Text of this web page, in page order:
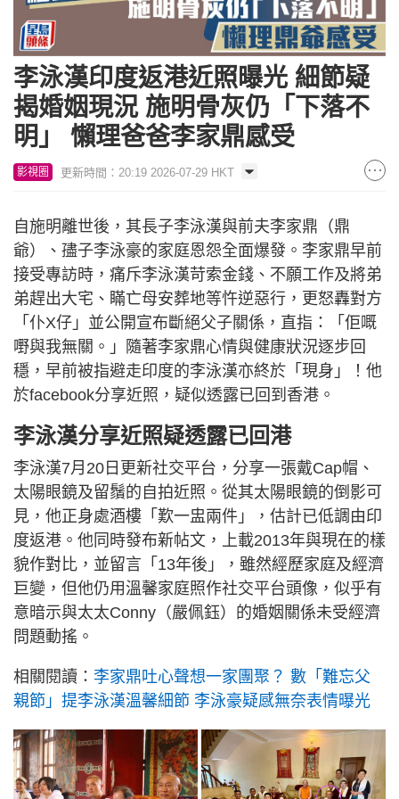
李泳漢印度返港近照曝光 細節疑
揭婚姻現況 施明骨灰仍「下落不
明」 懶理爸爸李家鼎感受
影視圈 更新時間：20:19 2026-07-29 HKT
自施明離世後，其長子李泳漢與前夫李家鼎（鼎
爺）、孻子李泳豪的家庭恩怨全面爆發。李家鼎早前
接受專訪時，痛斥李泳漢苛索金錢、不願工作及將弟
弟趕出大宅、瞞亡母安葬地等忤逆惡行，更怒轟對方
「仆X仔」並公開宣布斷絕父子關係，直指：「佢嘅
嘢與我無關。」隨著李家鼎心情與健康狀況逐步回
穩，早前被指避走印度的李泳漢亦終於「現身」！他
於facebook分享近照，疑似透露已回到香港。
李泳漢分享近照疑透露已回港
李泳漢7月20日更新社交平台，分享一張戴Cap帽、
太陽眼鏡及留鬚的自拍近照。從其太陽眼鏡的倒影可
見，他正身處酒樓「歎一盅兩件」，估計已低調由印
度返港。他同時發布新帖文，上載2013年與現在的樣
貌作對比，並留言「13年後」，雖然經歷家庭及經濟
巨變，但他仍用溫馨家庭照作社交平台頭像，似乎有
意暗示與太太Conny（嚴佩鈺）的婚姻關係未受經濟
問題動搖。
相關閱讀： 李家鼎吐心聲想一家團聚？ 數「難忘父
親節」提李泳漢溫馨細節 李泳豪疑感無奈表情曝光